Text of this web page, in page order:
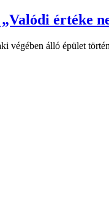
értéke
végében álló épület